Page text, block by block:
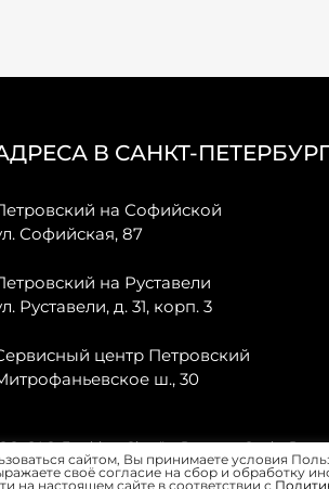
В САНКТ-
на Софийской
Софийская, 87
на Руставели
Руставели, д. 31, корп. 3
центр Петровский
ш., 30
GAC, Forthing, Citroёn, Peugeot, Opel и
сайтом, Вы принимаете условия
своё согласие на сбор и обработку
на настоящем сайте в соответствии с